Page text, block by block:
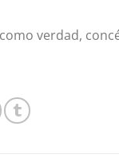
verdad,